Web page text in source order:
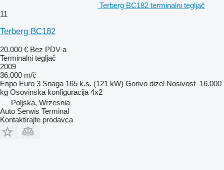
Terberg BC182 terminalni tegljač
11
Terberg BC182
20.000 € Bez PDV-a
Terminalni tegljač
2009
36.000 m/č
Евро Euro 3 Snaga 165 k.s. (121 kW) Gorivo dizel Nosivost 16.000
kg Osovinska konfiguracija 4x2
Poljska, Wrzesnia
Auto Serwis Terminal
Kontaktirajte prodavca